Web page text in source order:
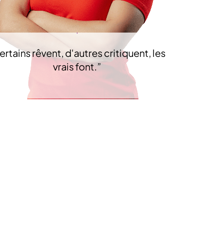
rêvent, d'autres critiquent, les
vrais font.”